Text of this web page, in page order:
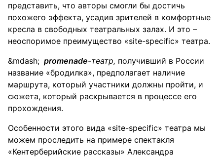
представить, что авторы смогли бы достичь
похожего эффекта, усадив зрителей в комфортные
кресла в свободных театральных залах. И это –
неоспоримое преимущество «site-specific» театра.
promenade-театр, получивший в России
название «бродилка», предполагает наличие
маршрута, который участники должны пройти, и
сюжета, который раскрывается в процессе его
прохождения.
Особенности этого вида «site-specific» театра мы
можем проследить на примере спектакля
«Кентерберийские рассказы» Александра